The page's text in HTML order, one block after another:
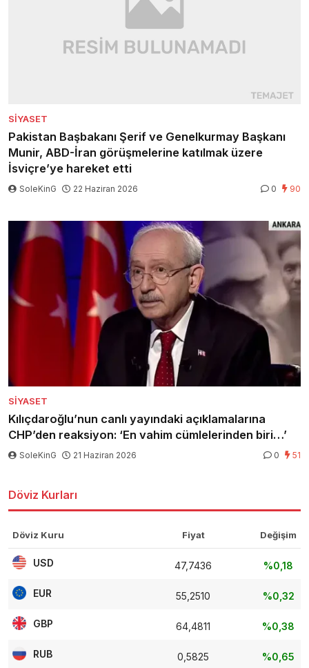
SIYASET
Pakistan Başbakanı Şerif ve Genelkurmay Başkanı
Munir, ABD-İran görüşmelerine katılmak üzere
İsviçre’ye hareket etti
SoleKinG 22 Haziran 2026 0 90
SIYASET
Kılıçdaroğlu’nun canlı yayındaki açıklamalarına
CHP’den reaksiyon: ‘En vahim cümlelerinden biri…’
SoleKinG 21 Haziran 2026 0 51
Döviz Kurları
Döviz Kuru Fiyat Değişim
USD 47,7436 %0,18
EUR 55,2510 %0,32
GBP 64,4811 %0,38
RUB 0,5825 %0,65